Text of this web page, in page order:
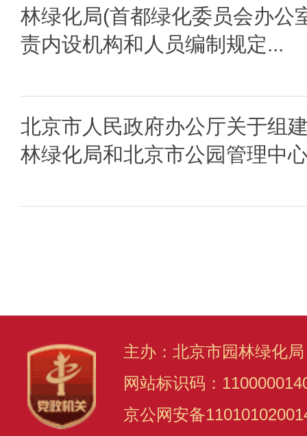
林绿化局(首都绿化委员会办公
责内设机构和人员编制规定...
北京市人民政府办公厅关于组
林绿化局和北京市公园管理中
主办：北京市园林绿化
网站标识码：
京公网安备